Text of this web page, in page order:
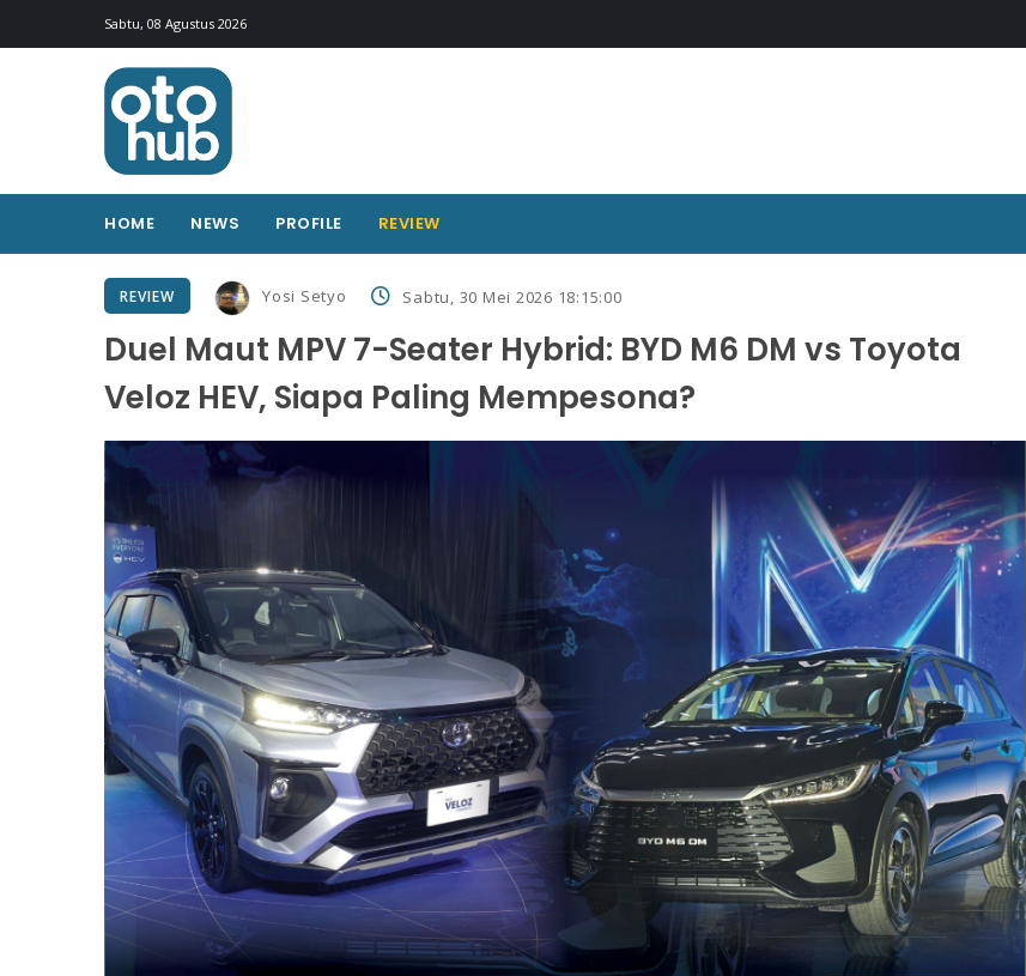
Sabtu, 08 Agustus 2026
HOME NEWS PROFILE REVIEW
REVIEW Yosi Setyo Sabtu, 30 Mei 2026 18:15:00
Duel Maut MPV 7-Seater Hybrid: BYD M6 DM vs Toyota
Veloz HEV, Siapa Paling Mempesona?